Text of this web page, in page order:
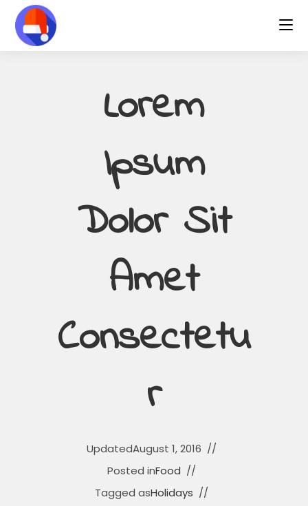
Lorem
Ipsum
Dolor Sit
Amet
Consectetu
R
UpdatedAugust 1, 2016
Posted inFood
Tagged asHolidays